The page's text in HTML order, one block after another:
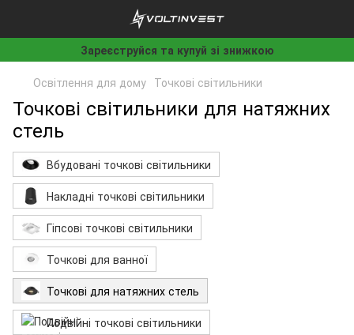
Зареєструйся та купуй зі знижкою
Освітлення для дому Точкові світильники
Точкові світильники для натяжних
стель
Вбудовані точкові світильники
Накладні точкові світильники
Гіпсові точкові світильники
Точкові для ванної
Точкові для натяжних стель
Подвійні точкові світильники